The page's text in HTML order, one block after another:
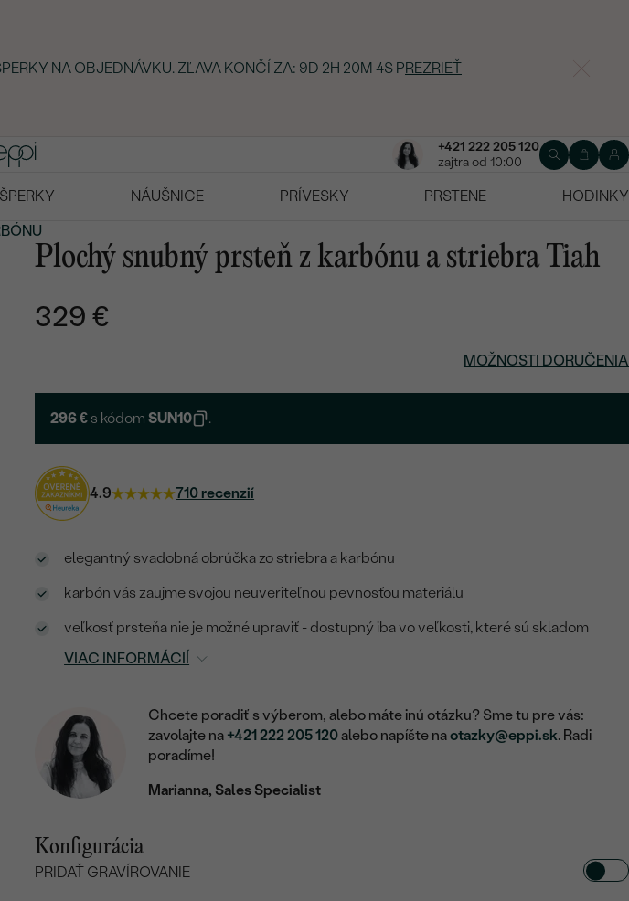
NA OBJEDNÁVKU. ZĽAVA KONČÍ ZA: 9D 2H 20M 3S PREZRIEŤ
+421 222 205 120
zajtra od 10:00
ŠPERKY NÁUŠNICE PRÍVESKY PRSTENE
HODINKY
Plochý snubný prsteň z karbónu a striebra Tiah
329 €
MOŽNOSTI DORUČENIA
296 € s kódomSUN10 .
4.9 710 recenzií
elegantný svadobná obrúčka zo striebra a karbónu
karbón vás zaujme svojou neuveriteľnou pevnosťou materiálu
veľkosť prsteňa nie je možné upraviť - dostupný iba vo veľkosti, které sú skladom
VIAC INFORMÁCIÍ
Chcete poradiť s výberom, alebo máte inú otázku? Sme tu pre vás:
zavolajte na +421 222 205 120alebo napíšte naotazky@eppi.sk. Radi
poradíme!
Marianna, Sales Specialist
Konfigurácia
PRIDAŤ GRAVÍROVANIE